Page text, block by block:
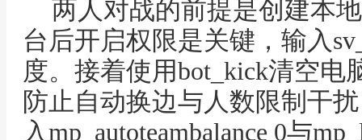
两人对战的前提是创建本
台后开启权限是关键，输入
度。接着使用bot_kick清空电
防止自动换边与人数限制干
入mp_autoteambalance 0与